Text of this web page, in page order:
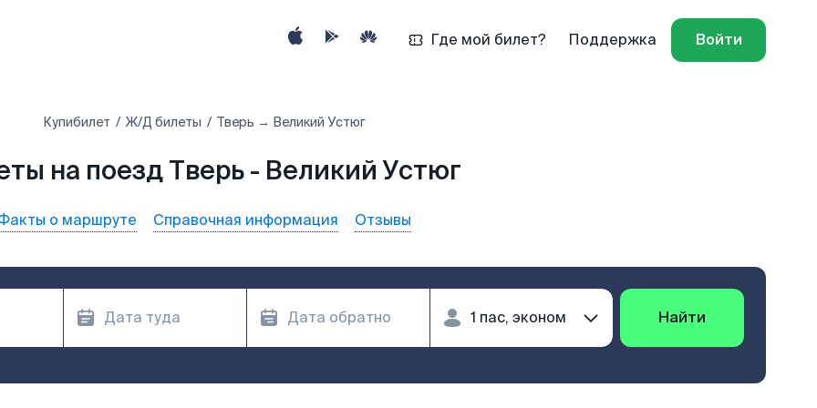
Где мой билет? Поддержка Войти
Купибилет Ж/Д билеты Тверь → Великий Устюг
на поезд Тверь - Великий Устюг
о маршруте Справочная информация Отзывы
Найти